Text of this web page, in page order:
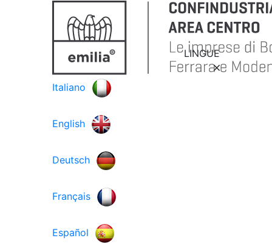
LINGUE
Italiano
English
Deutsch
Français
Español